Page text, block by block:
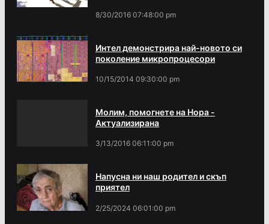
8/30/2016 07:48:00 pm
Интел демонстрира най-новото си
поколение микропроцесори
10/15/2014 09:30:00 pm
Молим, помогнете на Нора -
Актуализирана
3/13/2016 06:11:00 pm
Напусна ни наш родител и скъп
приятел
2/25/2024 06:01:00 pm